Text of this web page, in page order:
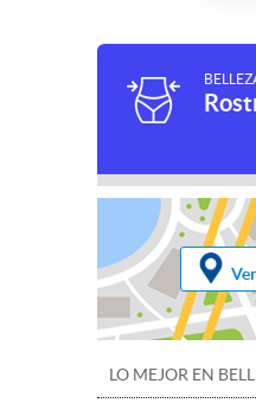
LO MEJOR EN